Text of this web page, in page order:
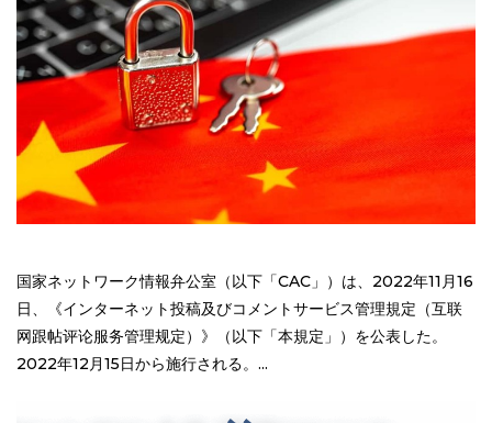
国家ネットワーク情報弁公室（以下「CAC」）は、2022年11月16
日、《インターネット投稿及びコメントサービス管理規定（互联
网跟帖评论服务管理规定）》（以下「本規定」）を公表した。
2022年12月15日から施行される。...